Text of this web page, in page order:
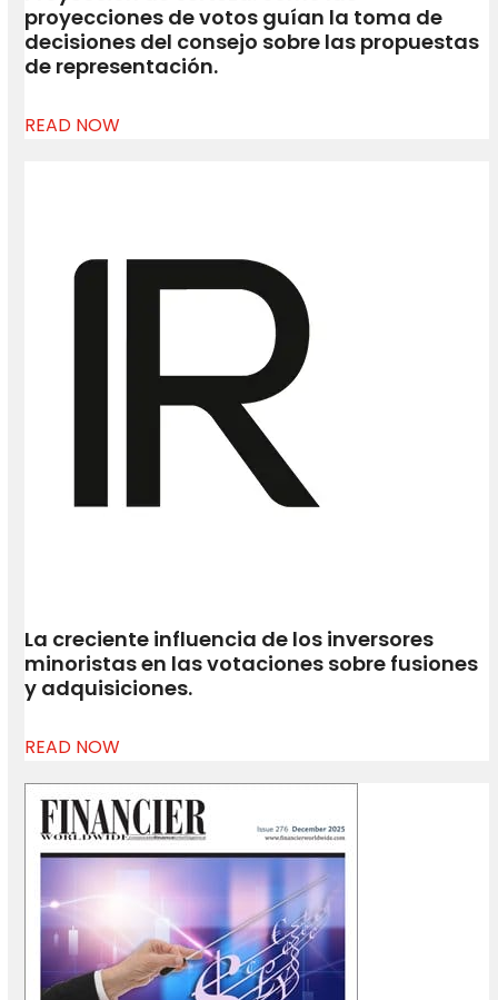
proyecciones de votos guían la toma de
decisiones del consejo sobre las propuestas
de representación.
READ NOW
La creciente influencia de los inversores
minoristas en las votaciones sobre fusiones
y adquisiciones.
READ NOW